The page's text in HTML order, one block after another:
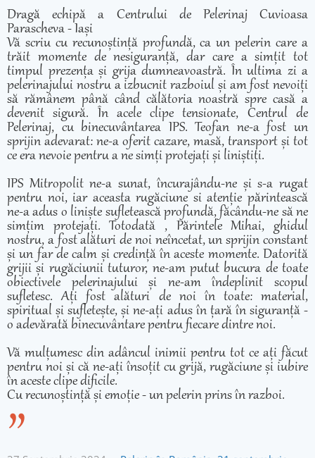
Dragă echipă a Centrului de Pelerinaj Cuvioasa
Parascheva - Iași
Vă scriu cu recunoștință profundă, ca un pelerin care a
trăit momente de nesiguranță, dar care a simțit tot
timpul prezența și grija dumneavoastră. În ultima zi a
pelerinajului nostru a izbucnit razboiul și am fost nevoiți
să rămânem până când călătoria noastră spre casă a
devenit sigură. În acele clipe tensionate, Centrul de
Pelerinaj, cu binecuvântarea IPS. Teofan ne-a fost un
sprijin adevarat: ne-a oferit cazare, masă, transport și tot
ce era nevoie pentru a ne simți protejați și liniștiți.
IPS Mitropolit ne-a sunat, încurajându-ne și s-a rugat
pentru noi, iar aceasta rugăciune si atenție părintească
ne-a adus o liniște sufletească profundă, făcându-ne să ne
simțim protejați. Totodată , Părintele Mihai, ghidul
nostru, a fost alături de noi neîncetat, un sprijin constant
și un far de calm și credință în aceste momente. Datorită
grijii și rugăciunii tuturor, ne-am putut bucura de toate
obiectivele pelerinajului și ne-am îndeplinit scopul
sufletesc. Ați fost alături de noi în toate: material,
spiritual și sufletește, și ne-ați adus în țară în siguranță -
o adevărată binecuvântare pentru fiecare dintre noi.
Vă mulțumesc din adâncul inimii pentru tot ce ați făcut
pentru noi și că ne-ați însoțit cu grijă, rugăciune și iubire
în aceste clipe dificile.
Cu recunoștință și emoție - un pelerin prins în razboi.